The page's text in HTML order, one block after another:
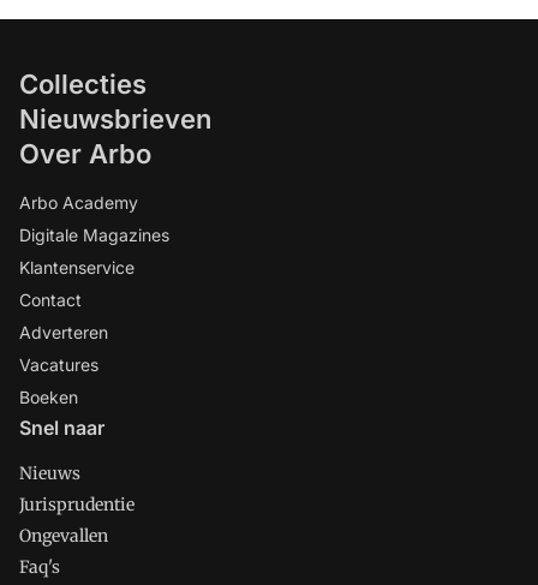
Collecties
Nieuwsbrieven
Over Arbo
Arbo Academy
Digitale Magazines
Klantenservice
Contact
Adverteren
Vacatures
Boeken
Snel naar
Nieuws
Jurisprudentie
Ongevallen
Faq's